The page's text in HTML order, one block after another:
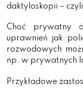
daktyloskopii –
Choć prywatny
uprawnień jak
rozwodowych
np. w prywatnych
Przykładowe